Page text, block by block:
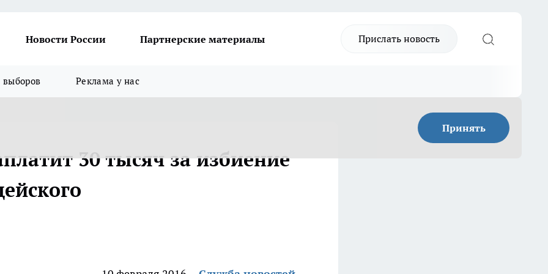
Новости России Партнерские материалы Прислать новость
выборов Реклама у нас
Принять
30 тысяч за избиение